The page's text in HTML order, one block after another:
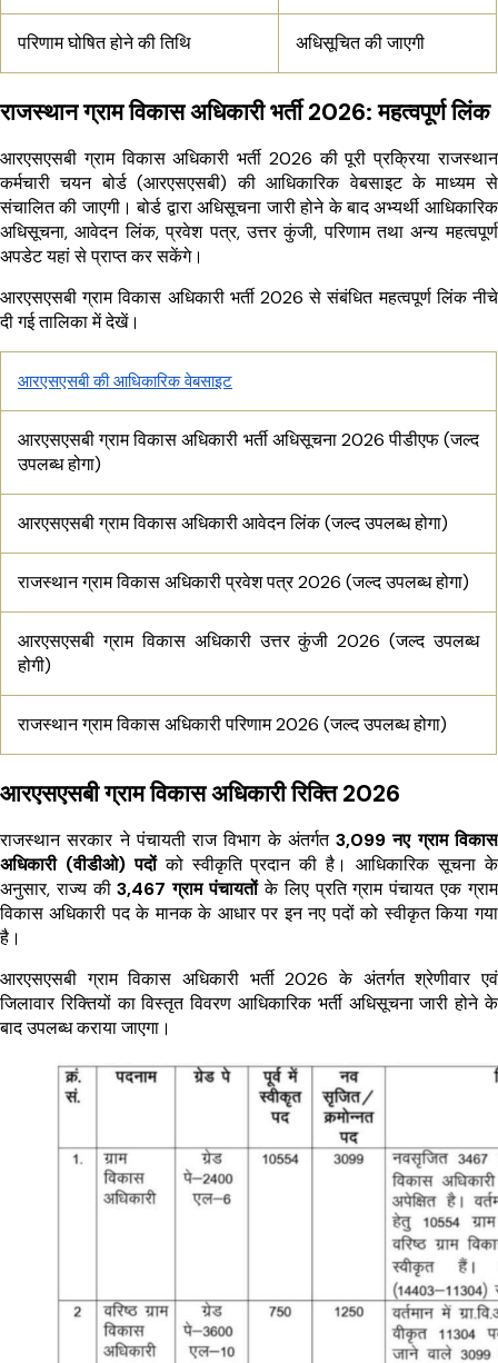
परिणाम घोषित होने की तिथि अधिसूचित की जाएगी
राजस्थान ग्राम विकास अधिकारी भर्ती 2026: महत्वपूर्ण लिंक
आरएसएसबी ग्राम विकास अधिकारी भर्ती 2026 की पूरी प्रक्रिया राजस्थान
कर्मचारी चयन बोर्ड (आरएसएसबी) की आधिकारिक वेबसाइट के माध्यम से
संचालित की जाएगी। बोर्ड द्वारा अधिसूचना जारी होने के बाद अभ्यर्थी आधिकारिक
अधिसूचना, आवेदन लिंक, प्रवेश पत्र, उत्तर कुंजी, परिणाम तथा अन्य महत्वपूर्ण
अपडेट यहां से प्राप्त कर सकेंगे।
आरएसएसबी ग्राम विकास अधिकारी भर्ती 2026 से संबंधित महत्वपूर्ण लिंक नीचे
दी गई तालिका में देखें।
आरएसएसबी की आधिकारिक वेबसाइट
आरएसएसबी ग्राम विकास अधिकारी भर्ती अधिसूचना 2026 पीडीएफ (जल्द
उपलब्ध होगा)
आरएसएसबी ग्राम विकास अधिकारी आवेदन लिंक (जल्द उपलब्ध होगा)
राजस्थान ग्राम विकास अधिकारी प्रवेश पत्र 2026 (जल्द उपलब्ध होगा)
आरएसएसबी ग्राम विकास अधिकारी उत्तर कुंजी 2026 (जल्द उपलब्ध
होगी)
राजस्थान ग्राम विकास अधिकारी परिणाम 2026 (जल्द उपलब्ध होगा)
आरएसएसबी ग्राम विकास अधिकारी रिक्ति 2026
राजस्थान सरकार ने पंचायती राज विभाग के अंतर्गत3,099 नए ग्राम विकास
अधिकारी (वीडीओ) पदोंको स्वीकृति प्रदान की है। आधिकारिक सूचना के
अनुसार, राज्य की3,467 ग्राम पंचायतोंके लिए प्रति ग्राम पंचायत एक ग्राम
विकास अधिकारी पद के मानक के आधार पर इन नए पदों को स्वीकृत किया गया
है।
आरएसएसबी ग्राम विकास अधिकारी भर्ती 2026 के अंतर्गत श्रेणीवार एवं
जिलावार रिक्तियों का विस्तृत विवरण आधिकारिक भर्ती अधिसूचना जारी होने के
बाद उपलब्ध कराया जाएगा।